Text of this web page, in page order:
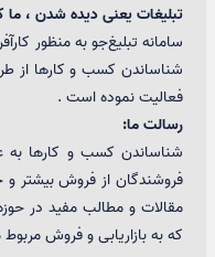
تبلیغات یعنی دیده شدن ، ما
سامانه تبلیغ‌جو به منظور
شناساندن کسب و کارها از
فعالیت نموده است .
رسالت ما:
شناساندن کسب و کارها به
فروشندگان از فروش بیشتر و
مقالات و مطالب مفید در حوزه
که به بازاریابی و فروش